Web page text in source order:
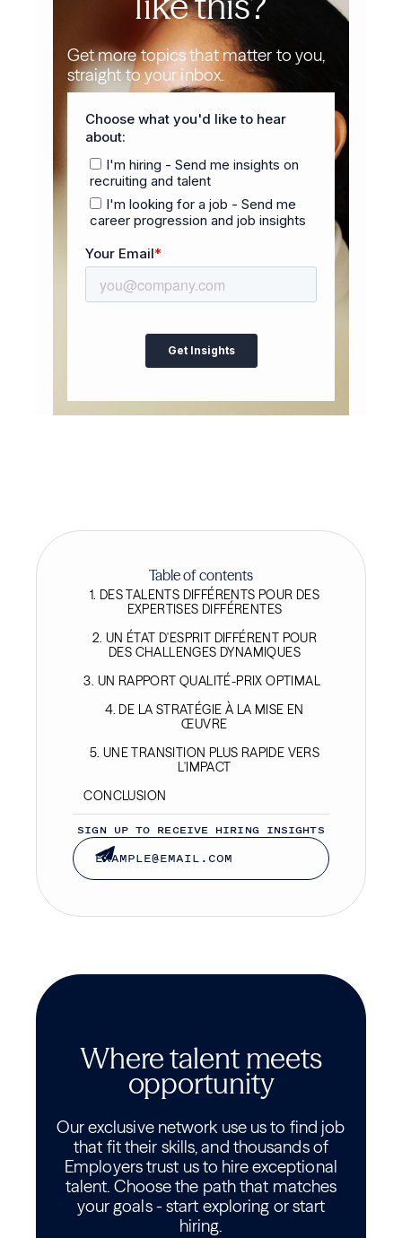
Get more topics that matter to you,
straight to your inbox.
Table of contents
1. DES TALENTS DIFFÉRENTS POUR DES
EXPERTISES DIFFÉRENTES
2. UN ÉTAT D'ESPRIT DIFFÉRENT POUR
DES CHALLENGES DYNAMIQUES
3. UN RAPPORT QUALITÉ-PRIX OPTIMAL
4. DE LA STRATÉGIE À LA MISE EN
ŒUVRE
5. UNE TRANSITION PLUS RAPIDE VERS
L'IMPACT
CONCLUSION
SIGN UP TO RECEIVE HIRING INSIGHTS
Where talent meets
opportunity
Our exclusive network use us to find job
that fit their skills, and thousands of
Employers trust us to hire exceptional
talent. Choose the path that matches
your goals - start exploring or start
hiring.